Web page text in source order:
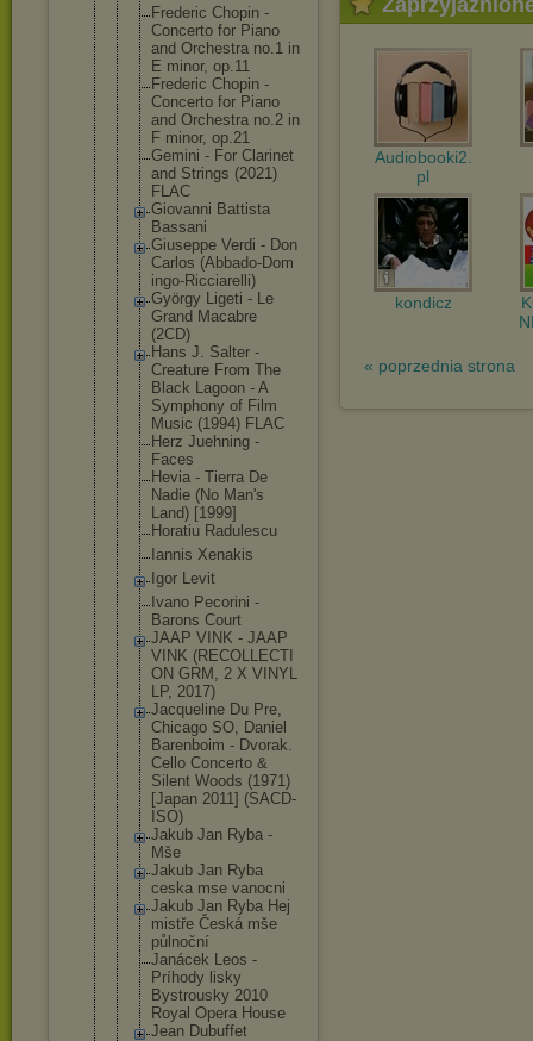
Frederic Chopin -
Concerto for Piano
and Orchestra no.1 in
E minor, op.11
Frederic Chopin -
Concerto for Piano
and Orchestra no.2 in
F minor, op.21
Gemini - For Clarinet
and Strings (2021)
FLAC
Giovanni Battista
Bassani
Giuseppe Verdi - Don
Carlos (Abbado-Dom
ingo-Ricciarelli)
György Ligeti - Le
Grand Macabre
(2CD)
Hans J. Salter -
Creature From The
Black Lagoon - A
Symphony of Film
Music (1994) FLAC
Herz Juehning -
Faces
Hevia - Tierra De
Nadie (No Man's
Land) [1999]
Horatiu Radulescu
Iannis Xenakis
Igor Levit
Ivano Pecorini -
Barons Court
JAAP VINK - JAAP
VINK (RECOLLECTI
ON GRM, 2 X VINYL
LP, 2017)
Jacqueline Du Pre,
Chicago SO, Daniel
Barenboim - Dvorak.
Cello Concerto &
Silent Woods (1971)
[Japan 2011] (SACD-
ISO)
Jakub Jan Ryba -
Mše
Jakub Jan Ryba
ceska mse vanocni
Jakub Jan Ryba Hej
mistře Česká mše
půlnoční
Janácek Leos -
Príhody lisky
Bystrousky 2010
Royal Opera House
Jean Dubuffet
Audiobooki2.
pl
kondicz
« poprzednia strona